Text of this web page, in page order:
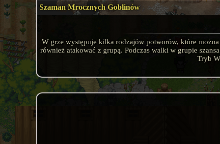
Szaman Mrocznych Goblinów
W grze występuje kilka rodzajów potworów, które
również atakować z grupą. Podczas walki w grupie
Tryb